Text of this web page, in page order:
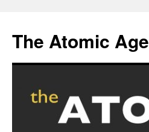
content
The Atomic Age